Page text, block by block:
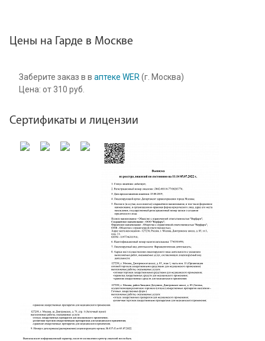
Цены на Гарде в Москве
Заберите заказ в в аптеке WER (г. Москва)
Цена: от 310 руб.
Сертификаты и лицензии